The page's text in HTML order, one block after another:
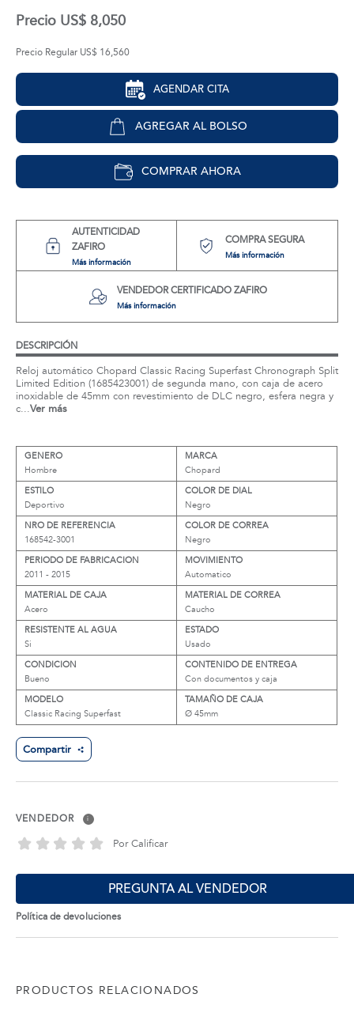
Precio US$ 8,050
Precio Regular US$ 16,560
AGENDAR CITA
AGREGAR AL BOLSO
COMPRAR AHORA
AUTENTICIDAD
ZAFIRO
Más información
COMPRA SEGURA
Más información
VENDEDOR CERTIFICADO ZAFIRO
Más información
DESCRIPCIÓN
Reloj automático Chopard Classic Racing Superfast Chronograph Split
Limited Edition (1685423001) de segunda mano, con caja de acero
inoxidable de 45mm con revestimiento de DLC negro, esfera negra y
c...Ver más
GENERO
Hombre
MARCA
Chopard
ESTILO
Deportivo
COLOR DE DIAL
Negro
NRO DE REFERENCIA
168542-3001
COLOR DE CORREA
Negro
PERIODO DE FABRICACION
2011 - 2015
MOVIMIENTO
Automatico
MATERIAL DE CAJA
Acero
MATERIAL DE CORREA
Caucho
RESISTENTE AL AGUA
Si
ESTADO
Usado
CONDICION
Bueno
CONTENIDO DE ENTREGA
Con documentos y caja
MODELO
Classic Racing Superfast
TAMAÑO DE CAJA
Ø 45mm
Compartir
VENDEDOR i
Por Calificar
PREGUNTA AL VENDEDOR
Política de devoluciones
PRODUCTOS RELACIONADOS